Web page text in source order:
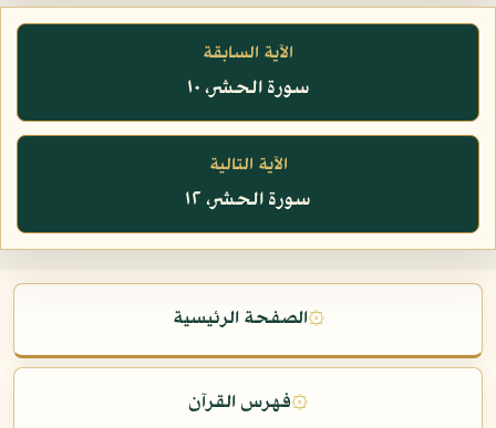
الآية السابقة
سورة الحشر، ١٠
الآية التالية
سورة الحشر، ١٢
۞الصفحة الرئيسية
۞فهرس القرآن